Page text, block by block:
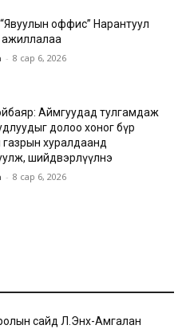
оффис” Нарантуул
- 8 сар 6, 2026
Аймгуудад тулгамдаж
долоо хоног бүр
газрын хуралдаанд
шийдвэрлүүлнэ
- 8 сар 6, 2026
сайд Л.Энх-Амгалан